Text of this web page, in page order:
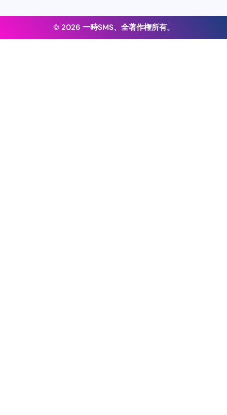
© 2026 一時SMS、全著作権所有。